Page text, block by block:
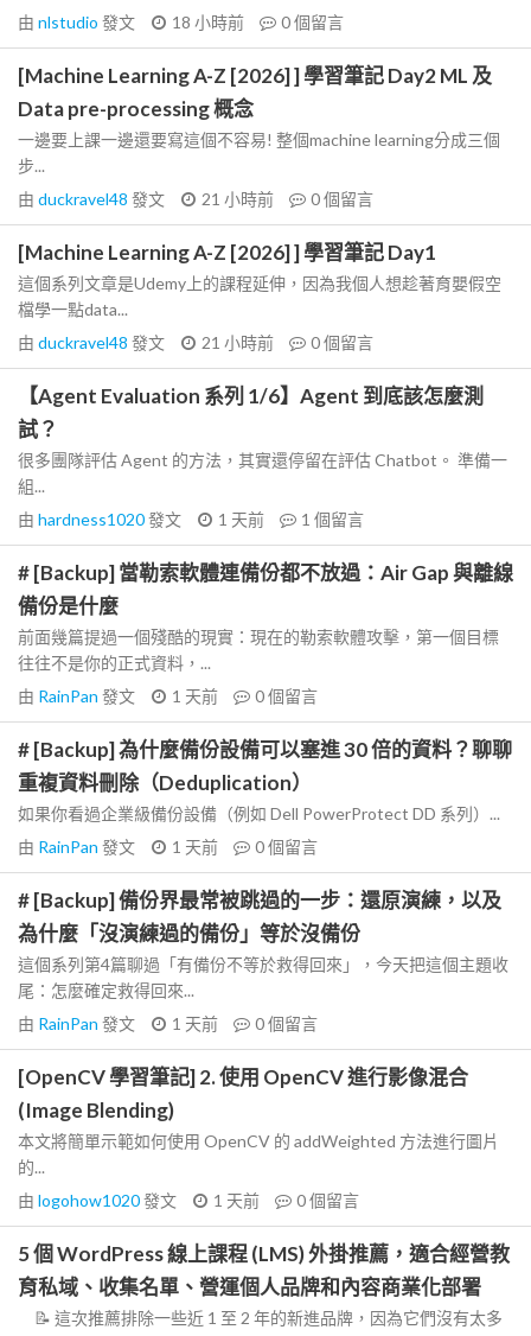
由 nlstudio 發文 18 小時前 0個留言
[Machine Learning A-Z [2026] ] 學習筆記 Day2 ML 及
Data pre-processing 概念
一邊要上課一邊還要寫這個不容易! 整個machine learning分成三個
步...
由 duckravel48 發文 21 小時前 0個留言
[Machine Learning A-Z [2026] ] 學習筆記 Day1
這個系列文章是Udemy上的課程延伸，因為我個人想趁著育嬰假空
檔學一點data...
由 duckravel48 發文 21 小時前 0個留言
【Agent Evaluation 系列 1/6】Agent 到底該怎麼測
試？
很多團隊評估 Agent 的方法，其實還停留在評估 Chatbot。 準備一
組...
由 hardness1020發文 1 天前 1 個留言
# [Backup] 當勒索軟體連備份都不放過：Air Gap 與離線
備份是什麼
前面幾篇提過一個殘酷的現實：現在的勒索軟體攻擊，第一個目標
往往不是你的正式資料，...
由 RainPan 發文 1 天前 0個留言
# [Backup] 為什麼備份設備可以塞進 30 倍的資料？聊聊
重複資料刪除（Deduplication）
如果你看過企業級備份設備（例如 Dell PowerProtect DD 系列）...
由 RainPan 發文 1 天前 0個留言
# [Backup] 備份界最常被跳過的一步：還原演練，以及
為什麼「沒演練過的備份」等於沒備份
這個系列第4篇聊過「有備份不等於救得回來」，今天把這個主題收
尾：怎麼確定救得回來...
由 RainPan 發文 1 天前 0個留言
[OpenCV 學習筆記] 2. 使用 OpenCV 進行影像混合
(Image Blending)
本文將簡單示範如何使用 OpenCV 的 addWeighted 方法進行圖片
的...
由 logohow1020發文 1 天前 0個留言
5 個 WordPress 線上課程 (LMS) 外掛推薦，適合經營教
育私域、收集名單、營運個人品牌和內容商業化部署
📝 這次推薦排除一些近 1 至 2 年的新進品牌，因為它們沒有太多